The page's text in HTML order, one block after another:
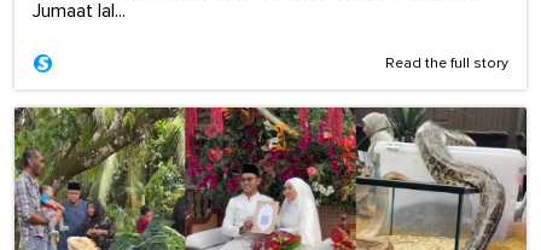
Jumaat lal...
Read the full story